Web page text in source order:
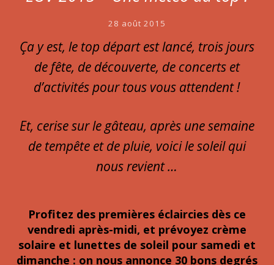
28 août 2015
Ça y est, le top départ est lancé, trois jours
de fête, de découverte, de concerts et
d’activités pour tous vous attendent !
Et, cerise sur le gâteau, après une semaine
de tempête et de pluie, voici le soleil qui
nous revient …
Profitez des premières éclaircies dès ce
vendredi après-midi, et prévoyez crème
solaire et lunettes de soleil pour samedi et
dimanche : on nous annonce 30 bons degrés